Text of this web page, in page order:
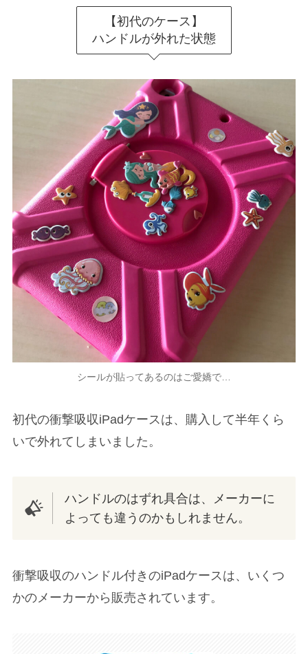
【初代のケース】
ハンドルが外れた状態
シールが貼ってあるのはご愛嬌で…
初代の衝撃吸収iPadケースは、購入して半年くら
いで外れてしまいました。
ハンドルのはずれ具合は、メーカーに
よっても違うのかもしれません。
衝撃吸収のハンドル付きのiPadケースは、いくつ
かのメーカーから販売されています。